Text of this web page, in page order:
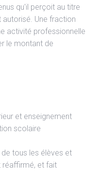
qu'il perçoit au titre
Une fraction
activité professionnelle
le montant de
et enseignement
scolaire
tous les élèves et
réaffirmé, et fait